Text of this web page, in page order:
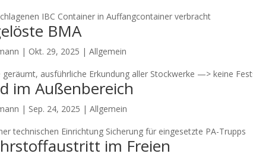
IBC Container in Auffangcontainer verbracht
BMA
| Okt. 29, 2025 | Allgemein
geräumt, ausführliche Erkundung aller Stockwerke —> keine
im Außenbereich
| Sep. 24, 2025 | Allgemein
technischen Einrichtung Sicherung für eingesetzte PA-Trupps
im Freien